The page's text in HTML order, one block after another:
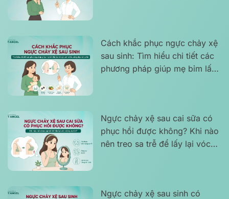
Cách khắc phục ngực chảy xệ
sau sinh: Tìm hiểu chi tiết các
phương pháp giúp mẹ bỉm lấy
Ngực chảy xệ sau cai sữa có
phục hồi được không? Khi nào
nên treo sa trễ để lấy lại vóc
Ngực chảy xệ sau sinh có